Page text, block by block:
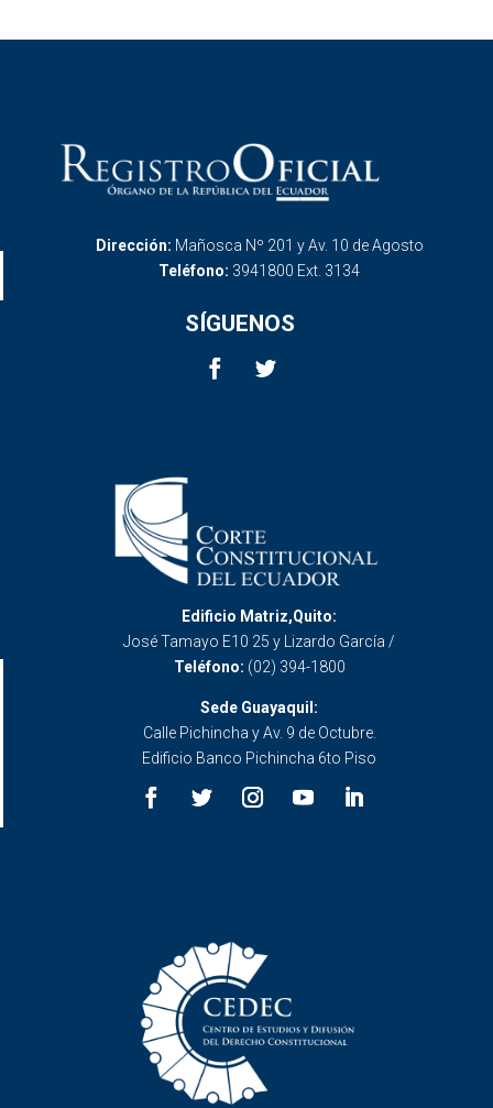
Dirección: Mañosca Nº 201 y Av. 10 de Agosto
Teléfono: 3941800 Ext. 3134
SÍGUENOS
Edificio Matriz,Quito:
José Tamayo E10 25 y Lizardo García /
Teléfono: (02) 394-1800
Sede Guayaquil:
Calle Pichincha y Av. 9 de Octubre.
Edificio Banco Pichincha 6to Piso